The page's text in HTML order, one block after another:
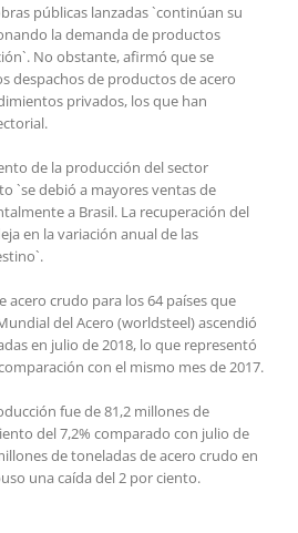
públicas lanzadas `continúan su
la demanda de productos
No obstante, afirmó que se
despachos de productos de acero
privados, los que han
de la producción del sector
`se debió a mayores ventas de
a Brasil. La recuperación del
en la variación anual de las
acero crudo para los 64 países que
del Acero (worldsteel) ascendió
en julio de 2018, lo que representó
con el mismo mes de 2017.
fue de 81,2 millones de
del 7,2% comparado con julio de
de toneladas de acero crudo en
una caída del 2 por ciento.